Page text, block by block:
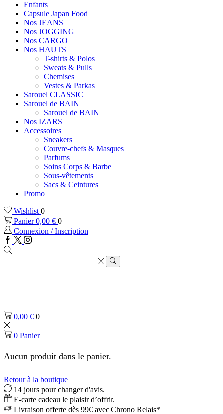
Enfants
Capsule Japan Food
Nos JEANS
Nos JOGGING
Nos CARGO
Nos HAUTS
T-shirts & Polos
Sweats & Pulls
Chemises
Vestes & Parkas
Sarouel CLASSIC
Sarouel de BAIN
Sarouel de BAIN
Nos IZARS
Accessoires
Sneakers
Couvre-chefs & Masques
Parfums
Soins Corps & Barbe
Sous-vêtements
Sacs & Ceintures
Promo
Wishlist 0
Panier0,00 € 0
Connexion / Inscription
Facebook
TwitterInstagram
Zone
de
Rechercher
0,00 € 0
0 Panier
Aucun produit dans le panier.
Retour à la boutique
14 jours pour changer d'avis.
E-carte cadeau le plaisir d’offrir.
Livraison offerte dès 99€ avec Chrono Relais*